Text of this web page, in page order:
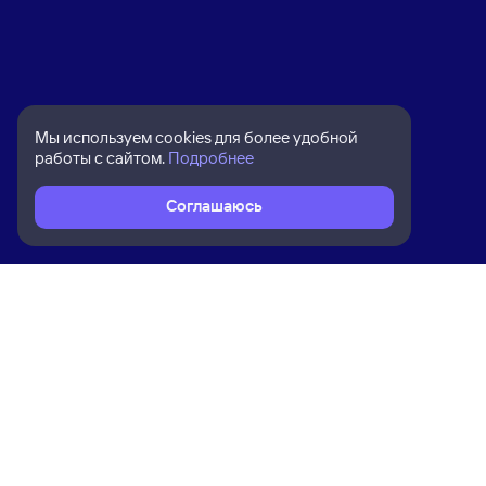
Мы используем cookies для более удобной
работы с сайтом. Подробнее
Соглашаюсь